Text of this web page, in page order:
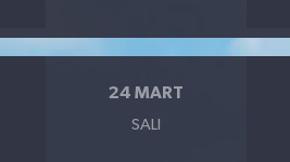
24 MART
SALI